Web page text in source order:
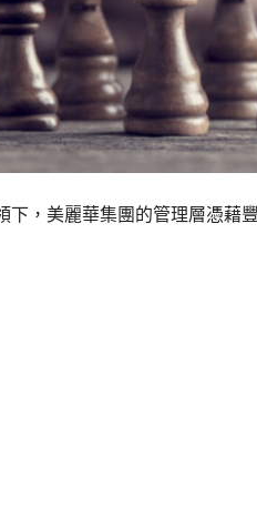
，美麗華集團的管理層憑藉